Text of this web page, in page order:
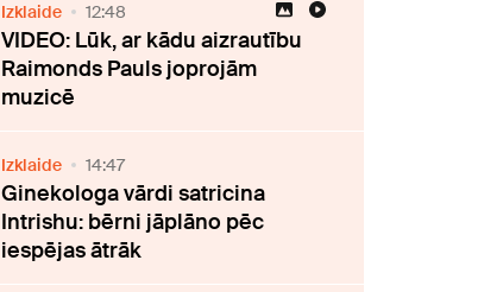
Izklaide 12:48
VIDEO: Lūk, ar kādu aizrautību
Raimonds Pauls joprojām
muzicē
Izklaide 14:47
Ginekologa vārdi satricina
Intrishu: bērni jāplāno pēc
iespējas ātrāk